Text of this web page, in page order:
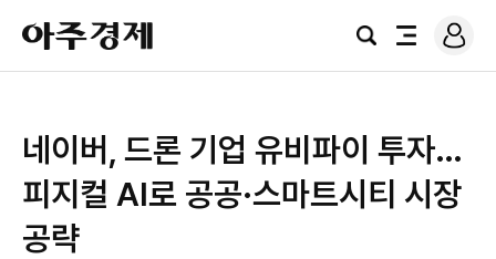
아
주
경
검
전
로
그
네이버, 드론 기업 유비파이 투자…
피지컬 AI로 공공·스마트시티 시장
공략